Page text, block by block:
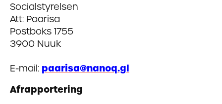
Socialstyrelsen
Att: Paarisa
Postboks 1755
3900 Nuuk
E-mail: paarisa@nanoq.gl
Afrapportering